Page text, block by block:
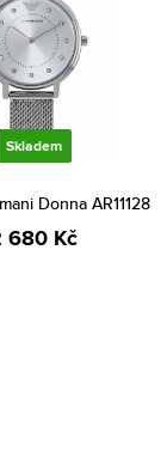
Skladem
Donna AR11128
680 Kč